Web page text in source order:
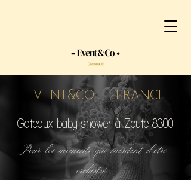
EVENT&CO FRANCE
Gateaux baby shower à Zoute 8300
Pour les moments qui méritent d'etre
orchestré...